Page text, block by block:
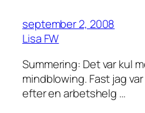
september 2, 2008
Lisa FW
Summering: Det var kul
mindblowing. Fast jag
efter en arbetshelg …